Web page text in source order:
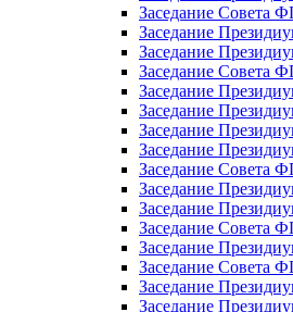
Заседание Совета
Заседание
Заседание
Заседание Совета
Заседание
Заседание
Заседание
Заседание
Заседание Совета
Заседание
Заседание
Заседание Совета
Заседание
Заседание Совета
Заседание
Заседание